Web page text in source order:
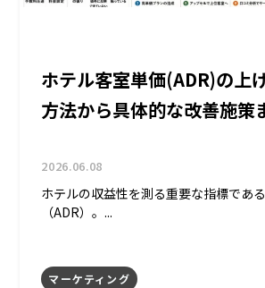
ホテル客室単価(ADR)の上
方法から具体的な改善施策
2026.06.08
ホテルの収益性を測る重要な指標であ
（ADR）。...
マーケティング